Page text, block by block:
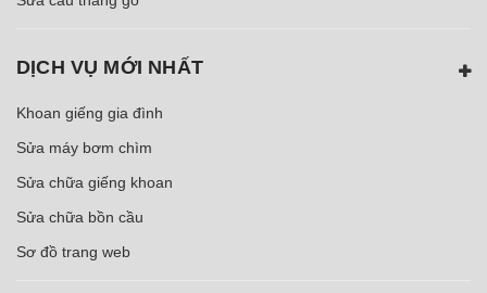
DỊCH VỤ MỚI NHẤT
Khoan giếng gia đình
Sửa máy bơm chìm
Sửa chữa giếng khoan
Sửa chữa bồn cầu
Sơ đồ trang web